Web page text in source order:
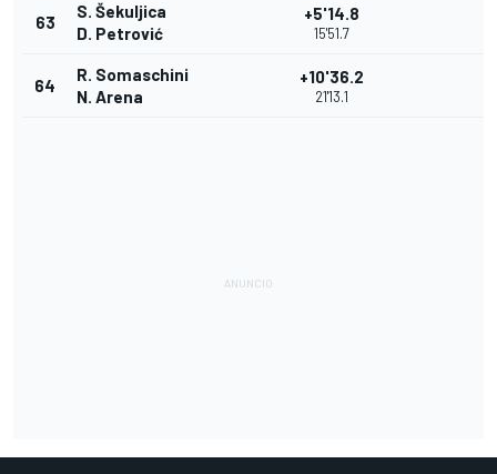
63
S. Šekuljica
D. Petrović
+5'14.8
15'51.7
64
R. Somaschini
N. Arena
+10'36.2
21'13.1